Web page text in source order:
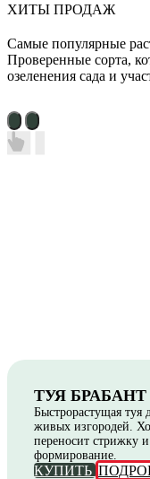
ХИТЫ ПРОДАЖ
Самые популярные
Проверенные сорта,
озеленения сада и
ТУЯ БРАБАНТ
Быстрорастущая туя
живых изгородей.
переносит стрижку и
формирование.
КУПИТЬ